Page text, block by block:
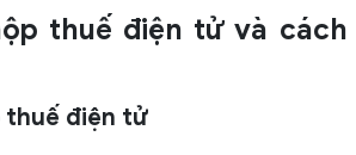
thuế điện tử và cách
thuế điện tử